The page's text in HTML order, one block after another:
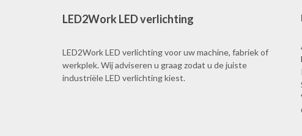
LED2Work LED verlichting
LED2Work LED verlichting voor uw machine, fabriek of
werkplek. Wij adviseren u graag zodat u de juiste
industriële LED verlichting kiest.